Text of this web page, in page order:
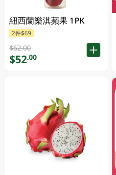
紐西蘭樂淇蘋果 1PK
2件$69
$62.00
$52.00